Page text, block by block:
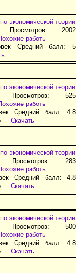
экономической теории
2002
работы
Средний балл: 5
экономической теории
Просмотров: 525
работы
Средний балл: 4.8
Скачать
экономической теории
Просмотров: 283
работы
Средний балл: 4.8
Скачать
экономической теории
Просмотров: 500
работы
Средний балл: 4.8
Скачать